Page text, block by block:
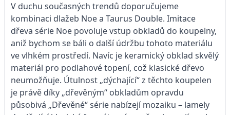
V duchu současných trendů doporučujeme
kombinaci dlažeb Noe a Taurus Double. Imitace
dřeva série Noe povoluje vstup obkladů do koupelny,
aniž bychom se báli o další údržbu tohoto materiálu
ve vlhkém prostředí. Navíc je keramický obklad skvělý
materiál pro podlahové topení, což klasické dřevo
neumožňuje. Útulnost „dýchající“ z těchto koupelen
je právě díky „dřevěným“ obkladům opravdu
působivá „Dřevěné“ série nabízejí mozaiku – lamely